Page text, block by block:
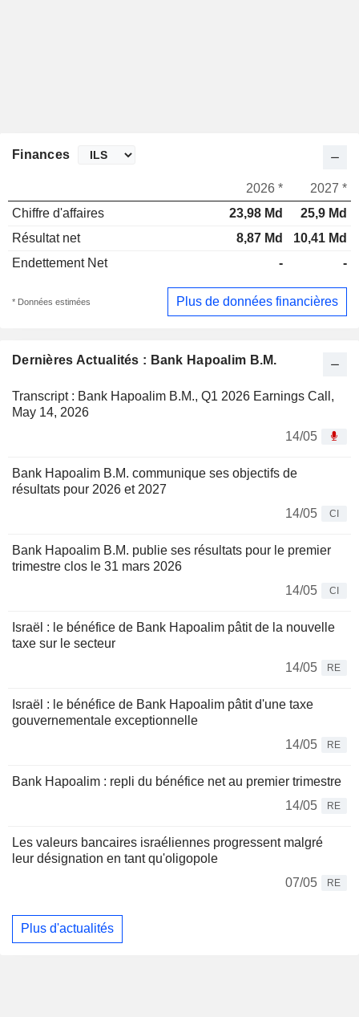
Dernières Actualités : Bank Hapoalim B.M.
Transcript : Bank Hapoalim B.M., Q1 2026 Earnings Call,
May 14, 2026
14/05
Bank Hapoalim B.M. communique ses objectifs de
résultats pour 2026 et 2027
14/05
CI
Bank Hapoalim B.M. publie ses résultats pour le premier
trimestre clos le 31 mars 2026
14/05
CI
Israël : le bénéfice de Bank Hapoalim pâtit de la nouvelle
taxe sur le secteur
14/05
RE
Israël : le bénéfice de Bank Hapoalim pâtit d'une taxe
gouvernementale exceptionnelle
14/05
RE
Bank Hapoalim : repli du bénéfice net au premier trimestre
14/05
RE
Les valeurs bancaires israéliennes progressent malgré
leur désignation en tant qu'oligopole
07/05
RE
Plus d'actualités
Finances
2026 *
2027 *
Chiffre d'affaires
23,98 Md
25,9 Md
Résultat net
8,87 Md
10,41 Md
Endettement Net
- -
* Données estimées Plus de données financières